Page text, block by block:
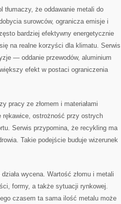
że oddawanie metali do
surowców, ogranicza emisje i
bardziej efektywny energetycznie
na realne korzyści dla klimatu. Serwis
— oddanie przewodów, aluminium
efekt w postaci ograniczenia
pracy ze złomem i materiałami
rękawice, ostrożność przy ostrych
Serwis przypomina, że recykling ma
Takie podejście buduje wizerunek
wycena. Wartość złomu i metali
formy, a także sytuacji rynkowej.
czasem ta sama ilość metalu może